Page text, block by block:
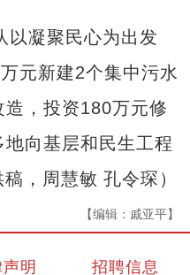
以凝聚民心为出发
万元新建2个集中污水
造，投资180万元修
向基层和民生工程
，周慧敏 孔令琛 ）
【编辑：戚亚平】
明 招聘信息